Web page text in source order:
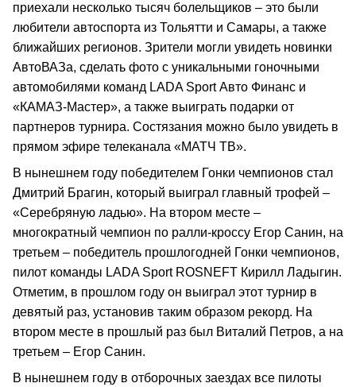
приехали несколько тысяч болельщиков – это были
любители автоспорта из Тольятти и Самары, а также
ближайших регионов. Зрители могли увидеть новинки
АвтоВАЗа, сделать фото с уникальными гоночными
автомобилями команд LADA Sport Авто Финанс и
«КАМАЗ-Мастер», а также выиграть подарки от
партнеров турнира. Состязания можно было увидеть в
прямом эфире телеканала «МАТЧ ТВ».
В нынешнем году победителем Гонки чемпионов стал
Дмитрий Брагин, который выиграл главный трофей –
«Серебряную ладью». На втором месте –
многократный чемпион по ралли-кроссу Егор Санин, на
третьем – победитель прошлогодней Гонки чемпионов,
пилот команды LADA Sport ROSNEFT Кирилл Ладыгин.
Отметим, в прошлом году он выиграл этот турнир в
девятый раз, установив таким образом рекорд. На
втором месте в прошлый раз был Виталий Петров, а на
третьем – Егор Санин.
В нынешнем году в отборочных заездах все пилоты